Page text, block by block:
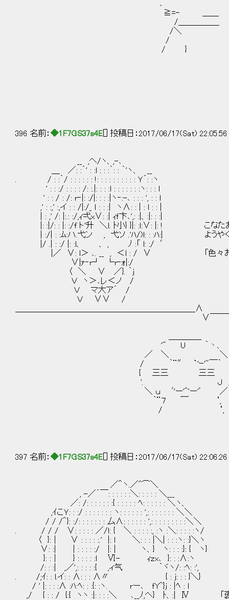
｀ ､
≧=- ＿＿
/＿＿＿＿＿ ﾉ'， ＼＼二二
/＼ '，
/ '，
/ } } 二二二 私も素晴ら
396 名前： ◆1F7GS37s4E [] 投稿日：2017/06/17(Sat)
__ ,ヘ/ヽ、,-､
＿ ／: :｀' : :l : : :｀: : ｀'ヽ、 __
. / : :｀/ : : : : : : !: : : : : : : : : : Ｙ´: :ヽ
' : : :/ : : : : /: :.|: : : :l : : : : : : :ヽ: : : l
' : : / : /: r‐|: :/|: : : :|ヽ‐:-､ : : : ', : : l
,' : :,' :,イ : : /|:/_ ｌ : : :| ヽ∧: : | : l : : |
| : ,' /: |:.: :/,ｨ弌x∨: :| ｨｆ卞､',: :|、:|: : :|
|: :|/: : |: :/f ト'升 ＼l. ﾄ小} }|: :l:∨: |: ! こなたお姉ち
| :/| : :ﾑ:ハ.弋ン , 弋ソ .'ﾊ/)l: : :ﾊ:| ようやくわか
|/ .| : :/ |: :l、 、 , ﾉ :「 l: :/ ′
|／ ∨: l＞ ､. __ , ＜l : / ∨ 「色々おかし
∨|ｧ‐r┘ └r‐ｫ|:/
〈 ＼ ∨ ／}. ｀ｊ
Ｖ ヽ＞､レ＜ノ /
Ｖ マ大ア´ /
Ｖ ∨∨ /
＿＿＿＿＿＿＿＿＿＿＿＿＿＿＿＿＿＿＿＿＿＿∧
∨￣￣￣￣￣￣￣￣￣￣￣
'" U ｀丶、
／ ＼ ＼
/ ｀¨″ `'ｰ'"￣｀
{ 三三 三三 } すっごい失
'. Ｊ
＼ ｕ ﾞ'ー'^'ー'ﾞ ／
｀¨７ ￣ ‘,
/ ‘,
397 名前： ◆1F7GS37s4E [] 投稿日：2017/06/17(Sat)
／＾ヽ.／^⌒＼
, -／´￣: : : : : :＼: : : : : ＼___
／: /: : : : : : :{ : : : : : ﾍ: : : : : : ＼ヽ、
,ｲこＹ: : :/ : : : : : : : ヽ: : : : : : ',: : : : : : : ＼＼
/ / /＾}: :/: : : : : : : 厶∧: : : : : : ',: : : : : : : : :＼＼
. / / / ∨: : : : : ／/l: { ＼ : : : : :, :ヽ :＼: : : : :ヽ/
〈 }:│ ∨ : : : : :.' |: l ＼: : : |＼| : : :ヽ: :}＼ヽ
∨: :| | : : : : :/ |: | ヽ、} ヽ: : : :}: { ヽ}
}: :│ } : : : : :l Ⅵ- ｨｚx､ }: : :∧:ヽ
/: : :| ,／',: : : : :{ ,ィ气 ｀ヾヽ/: :ﾍ: :',
. /;ｲ: : l.イ: : ∧: : : ∧〃 { : j: : : }＼}
/ ' |: : : :∧ :ﾊ:ﾍ: : :{: :ヽ. rー､ ｆY^}j : |ﾍ : l
,/ { : : / {:{ ヽヽ :|: : : :＼ ､__ﾉ,ヘ} ﾄ、:| Ⅳ 「褒め言